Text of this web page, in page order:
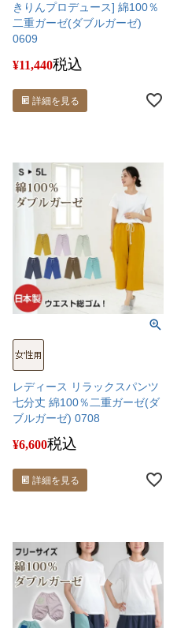
きりんプロデュース] 綿100％
二重ガーゼ(ダブルガーゼ)
0609
¥11,440税込
詳細を見る
レディース リラックスパンツ
七分丈 綿100％二重ガーゼ(ダ
ブルガーゼ) 0708
¥6,600税込
詳細を見る